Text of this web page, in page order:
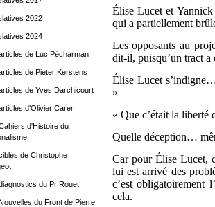
2022
2024
de Luc Pécharman
de Pieter Kerstens
de Yves Darchicourt
d'Olivier Carer
d'Histoire du
de Christophe
du Pr Rouet
du Front de Pierre
Élise Lucet et
qui a partiellement
Les opposants au
dit-il, puisqu’un tract a
Élise Lucet
»
« Que c’était la liberté
Quelle déception…
Car pour Élise Lucet,
lui est arrivé des
c’est obligatoirement
cela.